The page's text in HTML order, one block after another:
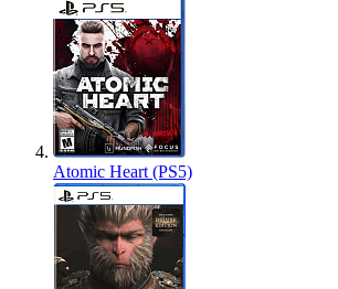
Atomic Heart (PS5)